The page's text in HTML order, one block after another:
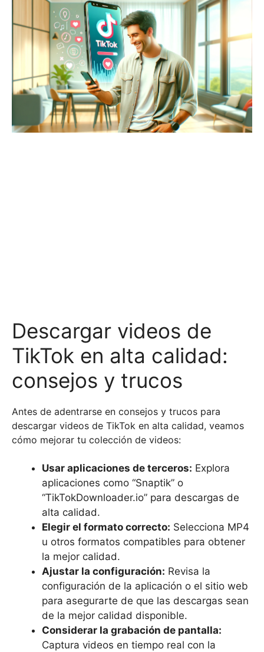
Descargar videos de
TikTok en alta calidad:
consejos y trucos
Antes de adentrarse en consejos y trucos para
descargar videos de TikTok en alta calidad, veamos
cómo mejorar tu colección de videos:
Usar aplicaciones de terceros: Explora
aplicaciones como “Snaptik” o
“TikTokDownloader.io” para descargas de
alta calidad.
Elegir el formato correcto: Selecciona MP4
u otros formatos compatibles para obtener
la mejor calidad.
Ajustar la configuración: Revisa la
configuración de la aplicación o el sitio web
para asegurarte de que las descargas sean
de la mejor calidad disponible.
Considerar la grabación de pantalla:
Captura videos en tiempo real con la